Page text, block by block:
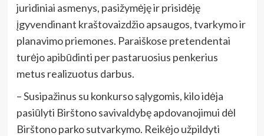
juridiniai asmenys, pasižymėję ir prisidėję
įgyvendinant kraštovaizdžio apsaugos, tvarkymo ir
planavimo priemones. Paraiškose pretendentai
turėjo apibūdinti per pastaruosius penkerius
metus realizuotus darbus.
– Susipažinus su konkurso sąlygomis, kilo idėja
pasiūlyti Birštono savivaldybę apdovanojimui dėl
Birštono parko sutvarkymo. Reikėjo užpildyti